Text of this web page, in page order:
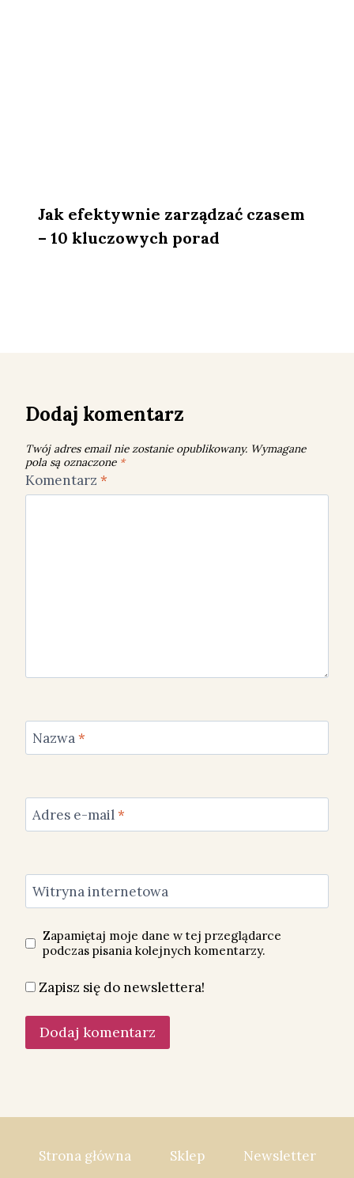
Jak efektywnie zarządzać czasem
– 10 kluczowych porad
Dodaj komentarz
Twój adres email nie zostanie opublikowany. Wymagane
pola są oznaczone *
Komentarz *
Nazwa*
Adres e-mail*
Witryna internetowa
Zapamiętaj moje dane w tej przeglądarce
podczas pisania kolejnych komentarzy.
Zapisz się do newslettera!
Strona główna Sklep
Newsletter